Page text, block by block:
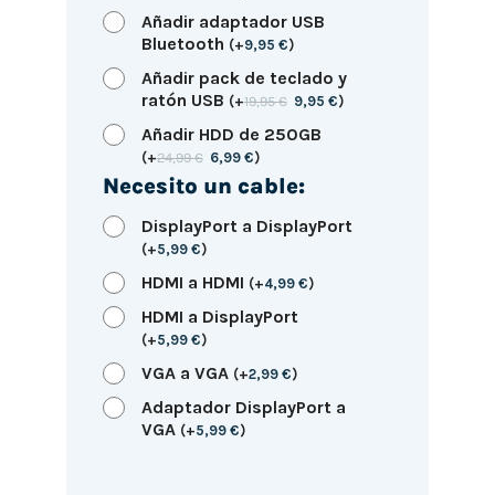
Añadir adaptador USB
Bluetooth (+9,95 €)
Añadir pack de teclado y
ratón USB (+19,95€ 9,95€)
Añadir HDD de 250GB
(+24,99€ 6,99€)
Necesito un cable:
DisplayPort a DisplayPort
(+5,99 €)
HDMI a HDMI (+4,99 €)
HDMI a DisplayPort
(+5,99 €)
VGA a VGA (+2,99 €)
Adaptador DisplayPort a
VGA (+5,99 €)